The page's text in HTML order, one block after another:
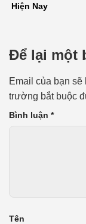
Hiện Nay
Để lại một
Email của bạn
trường bắt buộc
Bình luận *
Tên